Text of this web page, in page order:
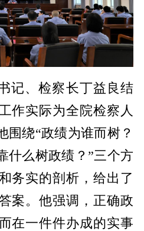
记、检察长丁益良结
作实际为全院检察人
围绕“政绩为谁而树？
什么树政绩？”三个方
务实的剖析，给出了
案。他强调，正确政
在一件件办成的实事